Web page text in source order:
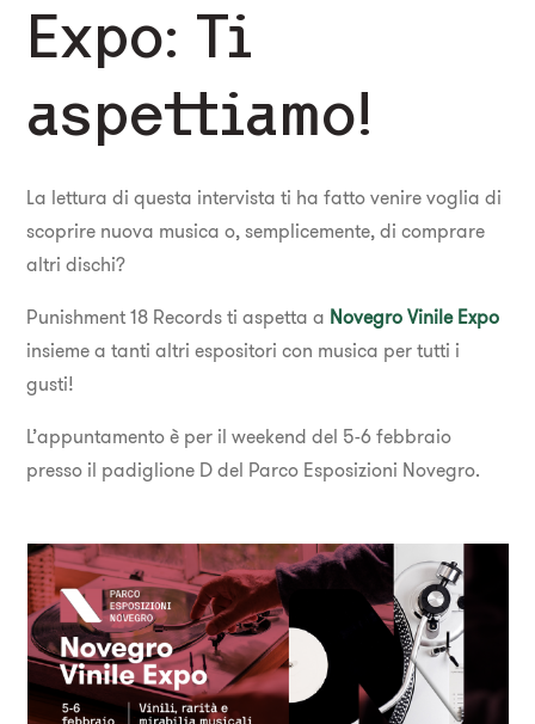
Expo: Ti
aspettiamo!
La lettura di questa intervista ti ha fatto venire voglia di
scoprire nuova musica o, semplicemente, di comprare
altri dischi?
Punishment 18 Records ti aspetta a Novegro Vinile Expo
insieme a tanti altri espositori con musica per tutti i
gusti!
L’appuntamento è per il weekend del 5-6 febbraio
presso il padiglione D del Parco Esposizioni Novegro.